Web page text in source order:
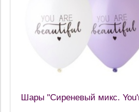
Шары "Сиреневый микс.